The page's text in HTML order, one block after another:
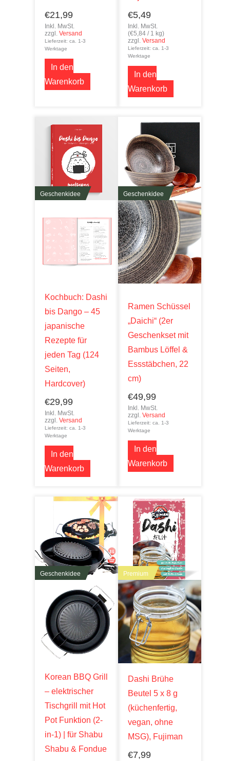
€21,99
Inkl. MwSt.
zzgl.Versand
Lieferzeit: ca. 1-3
Werktage
In den
Warenkorb
€5,49
Inkl. MwSt.
(€5,84 / 1 kg)
zzgl.Versand
Lieferzeit: ca. 1-3
Werktage
In den
Warenkorb
Geschenkidee
Kochbuch: Dashi
bis Dango – 45
japanische
Rezepte für
jeden Tag (124
Seiten,
Hardcover)
€29,99
Inkl. MwSt.
zzgl.Versand
Lieferzeit: ca. 1-3
Werktage
In den
Warenkorb
Geschenkidee
Ramen Schüssel
„Daichi“ (2er
Geschenkset mit
Bambus Löffel &
Essstäbchen, 22
cm)
€49,99
Inkl. MwSt.
zzgl.Versand
Lieferzeit: ca. 1-3
Werktage
In den
Warenkorb
Geschenkidee
Korean BBQ Grill
– elektrischer
Tischgrill mit Hot
Pot Funktion (2-
in-1) | für Shabu
Shabu & Fondue
Premium
Dashi Brühe
Beutel 5 x 8 g
(küchenfertig,
vegan, ohne
MSG), Fujiman
€7,99